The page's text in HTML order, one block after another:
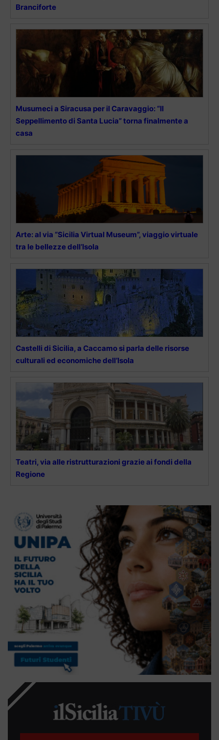
Branciforte
Musumeci a Siracusa per il Caravaggio: “Il
Seppellimento di Santa Lucia” torna finalmente a
casa
Arte: al via “Sicilia Virtual Museum”, viaggio virtuale
tra le bellezze dell’Isola
Castelli di Sicilia, a Caccamo si parla delle risorse
culturali ed economiche dell’Isola
Teatri, via alle ristrutturazioni grazie ai fondi della
Regione